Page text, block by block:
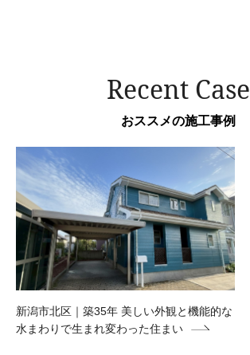
Recent Case
おススメの施工事例
新潟市北区｜築35年 美しい外観と機能的な
水まわりで生まれ変わった住まい